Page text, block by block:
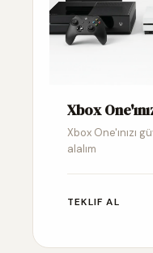
Xbox
Xbox One'ınızı
alalım
TEKLIF AL